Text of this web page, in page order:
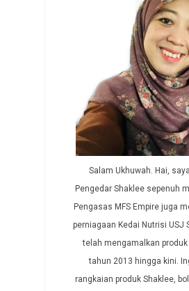
Salam Ukhuwah. Hai,
Pengedar Shaklee sepenuh
Pengasas MFS Empire juga
perniagaan Kedai Nutrisi USJ
telah mengamalkan
tahun 2013 hingga kini.
rangkaian produk Shaklee,